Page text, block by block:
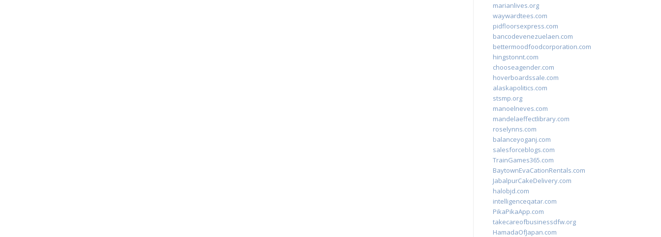
marianlives.org
waywardtees.com
pidfloorsexpress.com
bancodevenezuelaen.com
bettermoodfoodcorporation.com
hingstonnt.com
chooseagender.com
hoverboardssale.com
alaskapolitics.com
stsmp.org
manoelneves.com
mandelaeffectlibrary.com
roselynns.com
balanceyoganj.com
salesforceblogs.com
TrainGames365.com
BaytownEvaCationRentals.com
JabalpurCakeDelivery.com
halobjd.com
intelligenceqatar.com
PikaPikaApp.com
takecareofbusinessdfw.org
HamadaOfJapan.com